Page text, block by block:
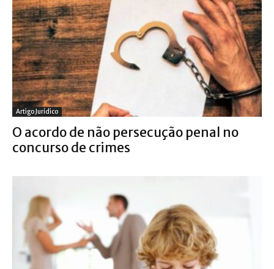
Artigo Jurídico
O acordo de não persecução penal no
concurso de crimes